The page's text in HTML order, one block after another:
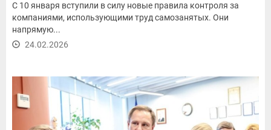
С 10 января вступили в силу новые правила контроля за
компаниями, использующими труд самозанятых. Они
напрямую...
24.02.2026